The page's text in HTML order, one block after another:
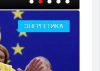
ЭНЕРГЕТИКА